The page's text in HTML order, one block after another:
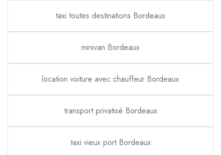
taxi toutes destinations Bordeaux
minivan Bordeaux
location voiture avec chauffeur Bordeaux
transport privatisé Bordeaux
taxi vieux port Bordeaux